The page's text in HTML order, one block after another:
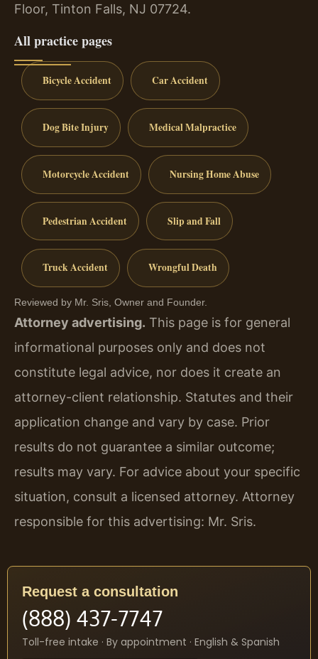
Floor, Tinton Falls, NJ 07724.
All practice pages
Bicycle Accident Car Accident
Dog Bite Injury Medical Malpractice
Motorcycle Accident Nursing Home Abuse
Pedestrian Accident Slip and Fall
Truck Accident Wrongful Death
Reviewed by Mr. Sris, Owner and Founder.
Attorney advertising. This page is for general
informational purposes only and does not
constitute legal advice, nor does it create an
attorney-client relationship. Statutes and their
application change and vary by case. Prior
results do not guarantee a similar outcome;
results may vary. For advice about your specific
situation, consult a licensed attorney. Attorney
responsible for this advertising: Mr. Sris.
Request a consultation
(888) 437-7747
Toll-free intake · By appointment · English & Spanish